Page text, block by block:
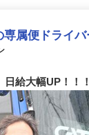
専属便ドライバ
日給大幅UP！！